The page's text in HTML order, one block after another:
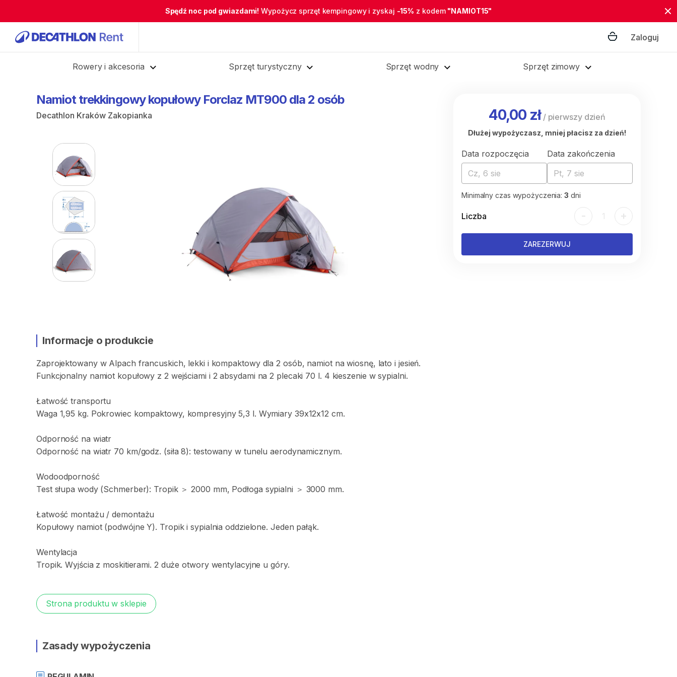
Spędź noc pod gwiazdami! Wypożycz sprzęt kempingowy i zyskaj -15% z kodem "NAMIOT15"
Zaloguj
Rowery i akcesoria Sprzęt turystyczny Sprzęt wodny Sprzęt zimowy
Namiot trekkingowy kopułowy Forclaz MT900 dla 2 osób
Decathlon Kraków Zakopianka
Informacje o produkcie
Zaprojektowany w Alpach francuskich​,​ lekki i kompaktowy dla 2 osób​,​ namiot na wiosnę​,​ lato i jesień.
Funkcjonalny namiot kopułowy z 2 wejściami i 2 absydami na 2 plecaki 70 l. 4 kieszenie w sypialni.
Łatwość transportu
Waga 1​,​95 kg. Pokrowiec kompaktowy​,​ kompresyjny 5​,​3 l. Wymiary 39x12x12 cm.
Odporność na wiatr
Odporność na wiatr 70 km​/​godz. (siła 8): testowany w tunelu aerodynamicznym.
Wodoodporność
Test słupa wody (Schmerber): Tropik ＞ 2000 mm​,​ Podłoga sypialni ＞ 3000 mm.
Łatwość montażu ​/​ demontażu
Kopułowy namiot (podwójne Y). Tropik i sypialnia oddzielone. Jeden pałąk.
Wentylacja
Tropik. Wyjścia z moskitierami. 2 duże otwory wentylacyjne u góry.
Strona produktu w sklepie
Zasady wypożyczenia
40,00 zł/ pierwszy dzień
Dłużej wypożyczasz, mniej płacisz za dzień!
Data rozpoczęcia
Cz, 6 sie
Data zakończenia
Pt, 7 sie
Minimalny czas wypożyczenia: 3 dni
Liczba - 1 +
ZAREZERWUJ